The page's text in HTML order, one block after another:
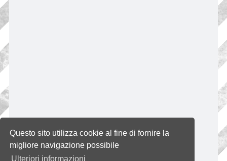
Questo sito utilizza cookie al fine di fornire la
migliore navigazione possibile
Ulteriori informazioni